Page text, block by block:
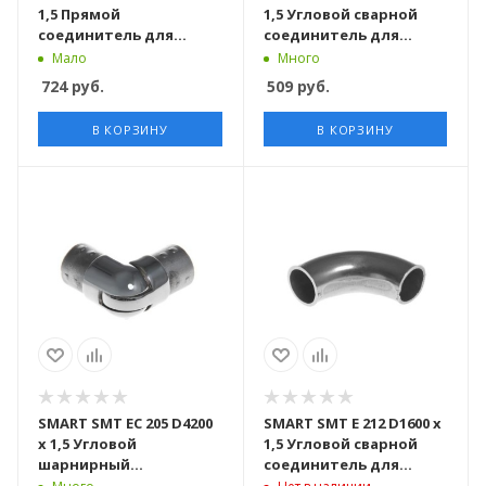
1,5 Прямой
соединитель для
трубы D38,1 x 1,5 mm
марка стали AISI 304
Мало
724руб.
В КОРЗИНУ
1,5 Угловой сварной
соединитель для
трубы D42,4 x 1,5 mm
марка стали AISI 304
Много
509руб.
В КОРЗИНУ
SMART SMT EC 205 D4200
x 1,5 Угловой
шарнирный
SMART SMT E 212 D1600 x
1,5 Угловой сварной
соединитель для